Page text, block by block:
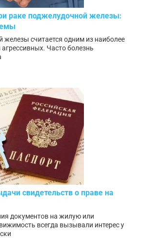
раке поджелудочной железы:
железы считается одним из наиболее
Часто болезнь
свидетельств о праве на
документов на жилую или
всегда вызывали интерес у